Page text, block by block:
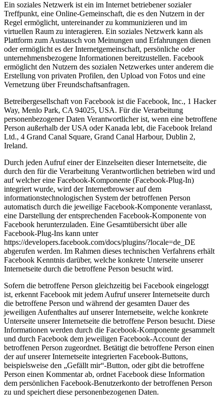
Ein soziales Netzwerk ist ein im Internet betriebener sozialer
Treffpunkt, eine Online-Gemeinschaft, die es den Nutzern in der
Regel ermöglicht, untereinander zu kommunizieren und im
virtuellen Raum zu interagieren. Ein soziales Netzwerk kann als
Plattform zum Austausch von Meinungen und Erfahrungen dienen
oder ermöglicht es der Internetgemeinschaft, persönliche oder
unternehmensbezogene Informationen bereitzustellen. Facebook
ermöglicht den Nutzern des sozialen Netzwerkes unter anderem die
Erstellung von privaten Profilen, den Upload von Fotos und eine
Vernetzung über Freundschaftsanfragen.
Betreibergesellschaft von Facebook ist die Facebook, Inc., 1 Hacker
Way, Menlo Park, CA 94025, USA. Für die Verarbeitung
personenbezogener Daten Verantwortlicher ist, wenn eine betroffene
Person außerhalb der USA oder Kanada lebt, die Facebook Ireland
Ltd., 4 Grand Canal Square, Grand Canal Harbour, Dublin 2,
Ireland.
Durch jeden Aufruf einer der Einzelseiten dieser Internetseite, die
durch den für die Verarbeitung Verantwortlichen betrieben wird und
auf welcher eine Facebook-Komponente (Facebook-Plug-In)
integriert wurde, wird der Internetbrowser auf dem
informationstechnologischen System der betroffenen Person
automatisch durch die jeweilige Facebook-Komponente veranlasst,
eine Darstellung der entsprechenden Facebook-Komponente von
Facebook herunterzuladen. Eine Gesamtübersicht über alle
Facebook-Plug-Ins kann unter
https://developers.facebook.com/docs/plugins/?locale=de_DE
abgerufen werden. Im Rahmen dieses technischen Verfahrens erhält
Facebook Kenntnis darüber, welche konkrete Unterseite unserer
Internetseite durch die betroffene Person besucht wird.
Sofern die betroffene Person gleichzeitig bei Facebook eingeloggt
ist, erkennt Facebook mit jedem Aufruf unserer Internetseite durch
die betroffene Person und während der gesamten Dauer des
jeweiligen Aufenthaltes auf unserer Internetseite, welche konkrete
Unterseite unserer Internetseite die betroffene Person besucht. Diese
Informationen werden durch die Facebook-Komponente gesammelt
und durch Facebook dem jeweiligen Facebook-Account der
betroffenen Person zugeordnet. Betätigt die betroffene Person einen
der auf unserer Internetseite integrierten Facebook-Buttons,
beispielsweise den „Gefällt mir“-Button, oder gibt die betroffene
Person einen Kommentar ab, ordnet Facebook diese Information
dem persönlichen Facebook-Benutzerkonto der betroffenen Person
zu und speichert diese personenbezogenen Daten.